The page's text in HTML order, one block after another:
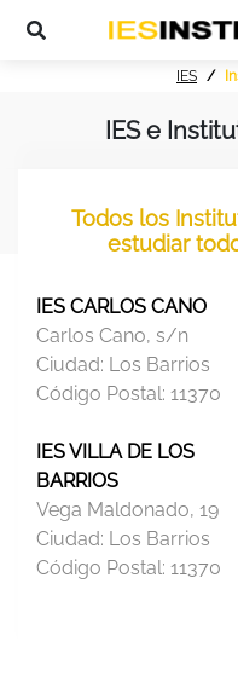
IES
IES e
Todos los
estudiar
IES CARLOS CANO
Carlos Cano, s/n
Ciudad: Los Barrios
Código Postal: 11370
IES VILLA DE LOS
BARRIOS
Vega Maldonado, 19
Ciudad: Los Barrios
Código Postal: 11370